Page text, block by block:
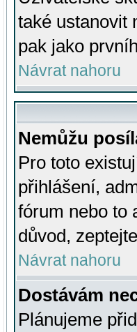
také ustanovit
pak jako
Návrat nahoru
Nemůžu
Pro toto
přihlášení,
fórum nebo to
důvod,
Návrat nahoru
Dostávám
Plánujeme